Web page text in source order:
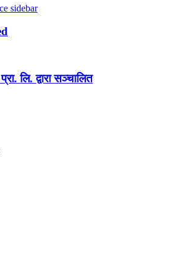
लि. द्वारा सञ्चालित